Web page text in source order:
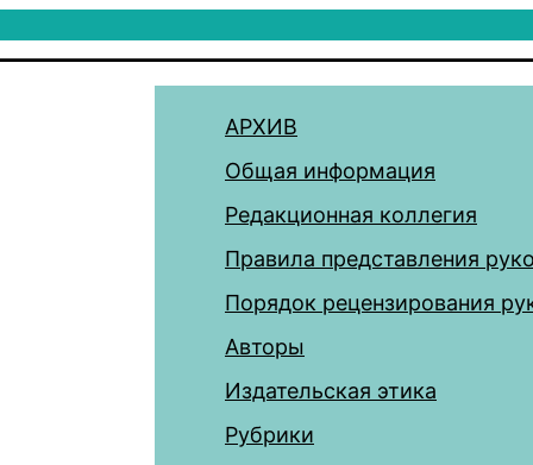
АРХИВ
Общая информация
Редакционная коллегия
Правила представления
Порядок рецензирования
Авторы
Издательская этика
Рубрики